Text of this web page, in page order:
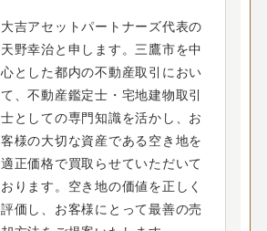
大吉アセットパートナーズ代表の
天野幸治と申します。三鷹市を中
心とした都内の不動産取引におい
て、不動産鑑定士・宅地建物取引
士としての専門知識を活かし、お
客様の大切な資産である空き地を
適正価格で買取らせていただいて
おります。空き地の価値を正しく
評価し、お客様にとって最善の売